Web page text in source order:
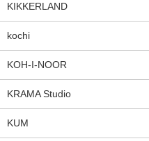
KIKKERLAND
kochi
KOH-I-NOOR
KRAMA Studio
KUM